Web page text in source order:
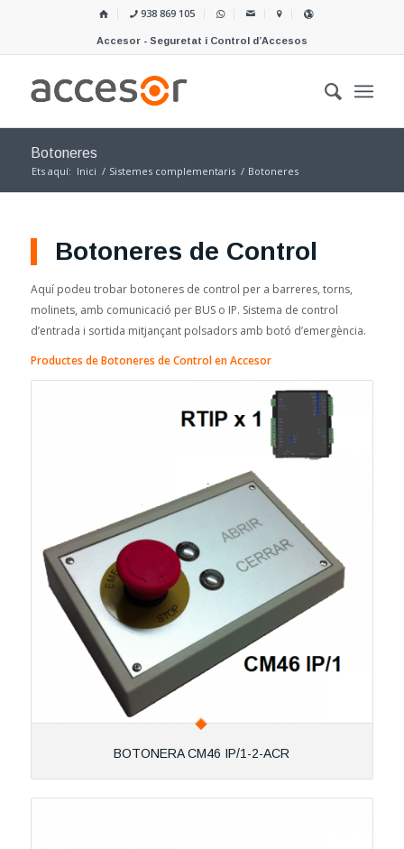
938 869 105
Accesor - Seguretat i Control d’Accesos
Botoneres
Ets aquí: Inici / Sistemes complementaris / Botoneres
Botoneres de Control
Aquí podeu trobar botoneres de control per a barreres, torns,
molinets, amb comunicació per BUS o IP. Sistema de control
d’entrada i sortida mitjançant polsadors amb botó d’emergència.
Productes de Botoneres de Control en Accesor
BOTONERA CM46 IP/1-2-ACR